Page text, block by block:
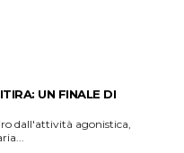
UN FINALE DI
dall'attività agonistica,